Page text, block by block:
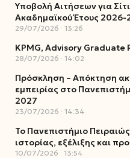
Υποβολή Αιτήσεων για
Ακαδημαϊκού Έτους 2026-
29/07/2026 13:26
KPMG, Advisory
28/07/2026 14:02
Πρόσκληση – Απόκτηση
εμπειρίας στο
2027
23/07/2026 14:34
Το Πανεπιστήμιο
ιστορίας, εξέλιξης και
10/07/2026 13:54